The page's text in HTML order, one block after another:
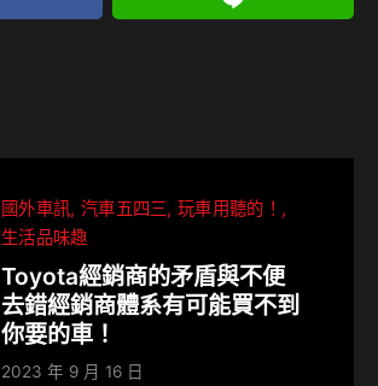
國外車訊 汽車五四三 玩車用聽的！
生活品味趣
Toyota經銷商的矛盾與不便
去錯經銷商體系有可能買不到
你要的車！
2023 年 9 月 16 日